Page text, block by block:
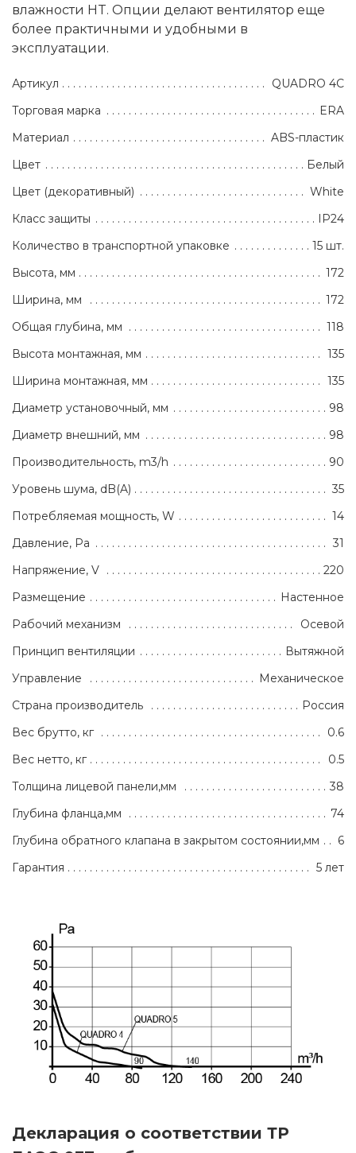
влажности HT. Опции делают вентилятор еще
более практичными и удобными в
эксплуатации.
Артикул
QUADRO 4C
Торговая марка
ERA
Материал
ABS-пластик
Цвет
Белый
Цвет (декоративный)
White
Класс защиты
IP24
Количество в транспортной упаковке
15 шт.
Высота, мм
172
Ширина, мм
172
Общая глубина, мм
118
Высота монтажная, мм
135
Ширина монтажная, мм
135
Диаметр установочный, мм
98
Диаметр внешний, мм
98
Производительность, m3/h
90
Уровень шума, dB(A)
35
Потребляемая мощность, W
14
Давление, Pa
31
Напряжение, V
220
Размещение
Настенное
Рабочий механизм
Осевой
Принцип вентиляции
Вытяжной
Управление
Механическое
Страна производитель
Россия
Вес брутто, кг
0.6
Вес нетто, кг
0.5
Толщина лицевой панели,мм
38
Глубина фланца,мм
74
Глубина обратного клапана в закрытом состоянии,мм
6
Гарантия
5 лет
Декларация о соответствии ТР